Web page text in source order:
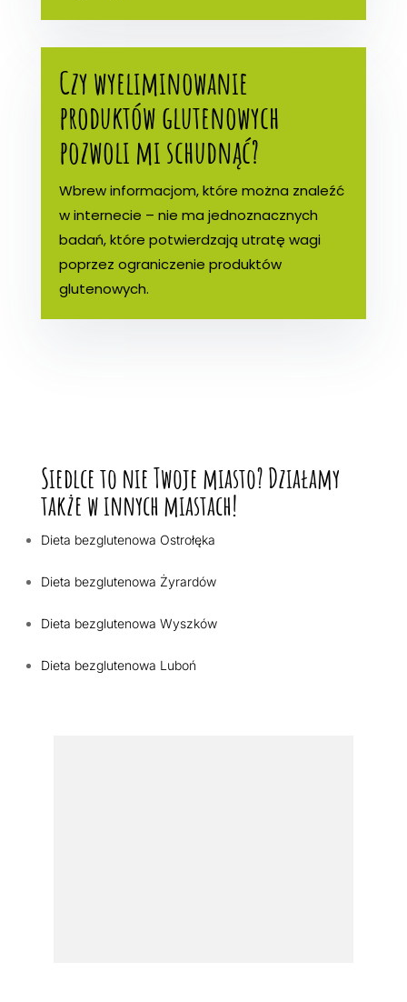
Czy wyeliminowanie
produktów glutenowych
pozwoli mi schudnąć?
Wbrew informacjom, które można znaleźć
w internecie – nie ma jednoznacznych
badań, które potwierdzają utratę wagi
poprzez ograniczenie produktów
glutenowych.
Siedlce to nie Twoje miasto? Działamy
także w innych miastach!
Dieta bezglutenowa Ostrołęka
Dieta bezglutenowa Żyrardów
Dieta bezglutenowa Wyszków
Dieta bezglutenowa Luboń